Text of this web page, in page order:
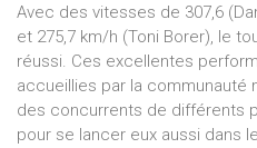
Avec des vitesses de 307,6
et 275,7 km/h (Toni Borer), le
réussi. Ces excellentes
accueillies par la communauté
des concurrents de différents
pour se lancer eux aussi dans